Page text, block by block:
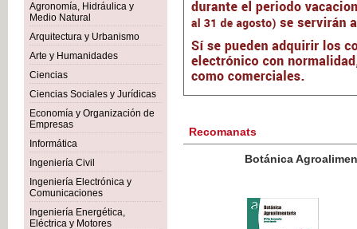
Agronomía, Hidráulica y
Medio Natural
Arquitectura y Urbanismo
Arte y Humanidades
Ciencias
Ciencias Sociales y Jurídicas
Economía y Organización de
Empresas
Informática
Ingeniería Civil
Ingeniería Electrónica y
Comunicaciones
Ingeniería Energética,
Eléctrica y Motores
Recomanats
Botánica Agroalimentaria